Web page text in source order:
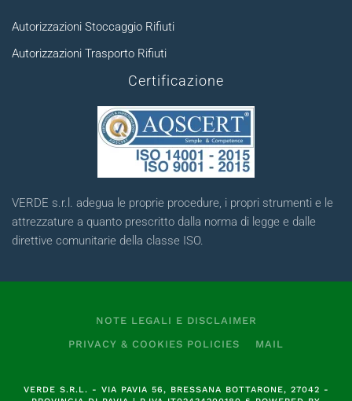
Autorizzazioni Stoccaggio Rifiuti
Autorizzazioni Trasporto Rifiuti
Certificazione
VERDE s.r.l. adegua le proprie procedure, i propri strumenti e le
attrezzature a quanto prescritto dalla norma di legge e dalle
direttive comunitarie della classe ISO.
NOTE LEGALI E DISCLAIMER
PRIVACY & COOKIES POLICIES
MAIL
VERDE S.R.L. - VIA PAVIA 56, BRESSANA BOTTARONE, 27042 -